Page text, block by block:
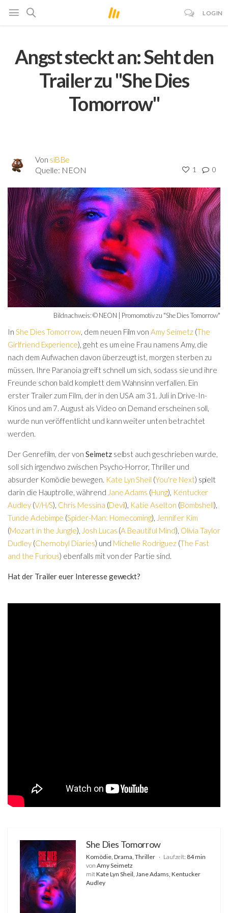
LOGIN
Angst steckt an: Seht den
Trailer zu "She Dies
Tomorrow"
Von siBBe
Quelle: NEON 1 0
Bildnachweis: © NEON | Promomotiv zu "She Dies Tomorrow"
In She Dies Tomorrow, dem neuen Film vonAmy Seimetz(The
Girlfriend Experience), geht es um eine Frau namens Amy, die
nach dem Aufwachen davon überzeugt ist, morgen sterben zu
müssen. Ihre Paranoia greift schnell um sich, sodass sie und ihre
Freunde schon bald komplett dem Wahnsinn verfallen. Ein
erster Trailer zum Film, der in den USA am 31. Juli in Drive-In-
Kinos und am 7. August als Video on Demand erscheinen soll,
wurde nun veröffentlicht und kann weiter unten betrachtet
werden.
Der Genrefilm, der von Seimetz selbst auch geschrieben wurde,
soll sich irgendwo zwischen Psycho-Horror, Thriller und
absurder Komödie bewegen. Kate Lyn Sheil (You're Next) spielt
darin die Hauptrolle, während Jane Adams (Hung), Kentucker
Audley(V/H/S), Chris Messina (Devil), Katie Aselton (Bombshell),
Tunde Adebimpe (Spider-Man: Homecoming), Jennifer Kim
(Mozart in the Jungle), Josh Lucas (A Beautiful Mind), Olivia Taylor
Dudley(Chernobyl Diaries) und Michelle Rodriguez(The Fast
and the Furious) ebenfalls mit von der Partie sind.
Hat der Trailer euer Interesse geweckt?
She Dies Tomorrow
Komödie, Drama, Thriller Laufzeit: 84 min
von Amy Seimetz
mitKate Lyn Sheil, Jane Adams, Kentucker
Audley